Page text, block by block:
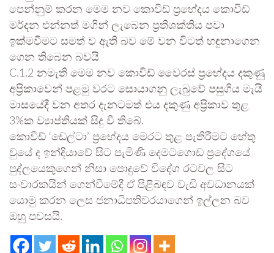
පෙන්නුම් කරන මෙම නව කොවිඩ් ප්‍රභේදය කොවිඩ්
මර්දන එන්නත් මගින් ලැබෙන ප්‍රතිශක්තිය පවා
ඉක්මවීමට සමත් ව ඇති බව මේ වන විටත් හඳුනාගෙන
ගෙන තිබෙන බවයි
C.1.2 නමැති මෙම නව කොවිඩ් වෛරස් ප්‍රභේදය දකුණු
අප්‍රිකාවෙන් පළමු වරට සොයාගනු ලැබුවේ පසුගිය මැයි
මාසයේදී වන අතර දැනටමත් එය දකුණු අප්‍රිකාව තුළ
3%ක ව්‍යාප්තියක් සිදු වී තිබේ.
කොවිඩ් ‘ඩෙල්ටා’ ප්‍රභේදය මෙරට තුළ පැතිරීමට හේතු
වුයේ ද ඉන්දියාවේ සිට පැමිණි දෙමටගොඩ ප්‍රදේශයේ
පුද්ලයෙකුගෙන් නිසා පොදුවේ විදේශ රටවල සිට
සංචාරකයින් ගෙන්වීමේදී ඒ පිළිබඳව වැඩි අවධානයක්
යොමු කරන ලෙස ජනාධිපතිවරයාගෙන් ඉල්ලන බව
ඔහු පවසයි.